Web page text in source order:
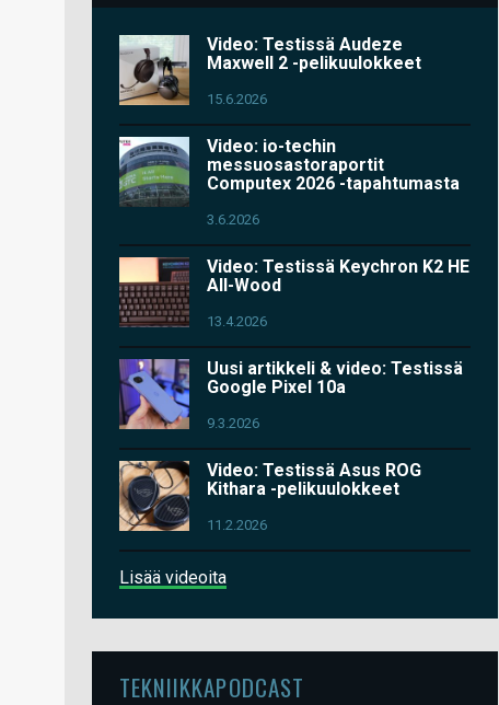
Video: Testissä Audeze
Maxwell 2 -pelikuulokkeet
15.6.2026
Video: io-techin
messuosastoraportit
Computex 2026 -tapahtumasta
3.6.2026
Video: Testissä Keychron K2 HE
All-Wood
13.4.2026
Uusi artikkeli & video: Testissä
Google Pixel 10a
9.3.2026
Video: Testissä Asus ROG
Kithara -pelikuulokkeet
11.2.2026
Lisää videoita
TEKNIIKKAPODCAST